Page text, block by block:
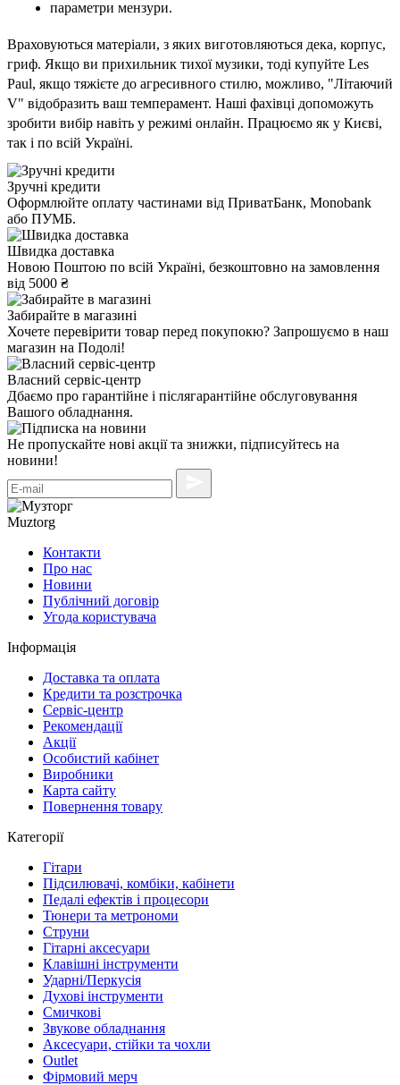
параметри мензури.
Враховуються матеріали, з яких виготовляються дека, корпус,
гриф. Якщо ви прихильник тихої музики, тоді купуйте Les
Paul, якщо тяжієте до агресивного стилю, можливо, "Літаючий
V" відобразить ваш темперамент. Наші фахівці допоможуть
зробити вибір навіть у режимі онлайн. Працюємо як у Києві,
так і по всій Україні.
Зручні кредити
Оформлюйте оплату частинами від ПриватБанк, Monobank
або ПУМБ.
Швидка доставка
Новою Поштою по всій Україні, безкоштовно на замовлення
від 5000 ₴
Забирайте в магазині
Хочете перевірити товар перед покупокю? Запрошуємо в наш
магазин на Подолі!
Власний сервіс-центр
Дбаємо про гарантійне і післягарантійне обслуговування
Вашого обладнання.
Не пропускайте нові акції та знижки, підписуйтесь на
новини!
Muztorg
Контакти
Про нас
Новини
Публічний договір
Угода користувача
Інформація
Доставка та оплата
Кредити та розстрочка
Сервіc-центр
Рекомендації
Акції
Особистий кабінет
Виробники
Карта сайту
Повернення товару
Категорії
Гітари
Підсилювачі, комбіки, кабінети
Педалі ефектів і процесори
Тюнери та метрономи
Струни
Гітарні аксесуари
Клавішні інструменти
Ударні/Перкусія
Духові інструменти
Смичкові
Звукове обладнання
Аксесуари, стійки та чохли
Outlet
Фірмовий мерч